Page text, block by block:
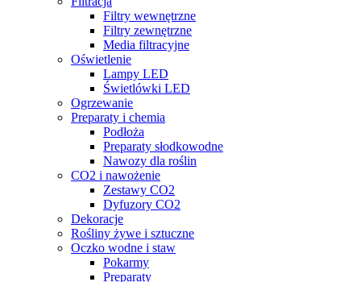
Filtry wewnętrzne
Filtry zewnętrzne
Media filtracyjne
Oświetlenie
Lampy LED
Świetlówki LED
Ogrzewanie
Preparaty i chemia
Podłoża
Preparaty słodkowodne
Nawozy dla roślin
CO2 i nawożenie
Zestawy CO2
Dyfuzory CO2
Dekoracje
Rośliny żywe i sztuczne
Oczko wodne i staw
Pokarmy
Preparaty